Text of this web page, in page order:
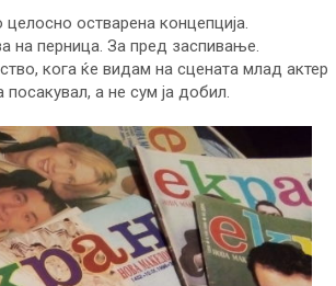
остварена концепција.
на перница. За пред заспивање.
кога ќе видам на сцената млад актер
посакувал, а не сум ја добил.